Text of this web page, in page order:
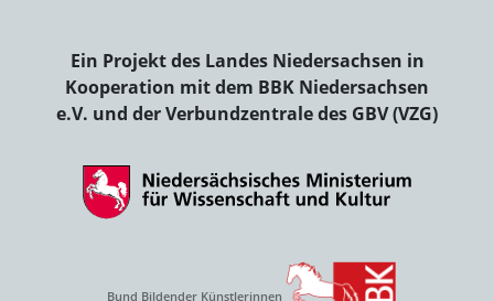
Ein Projekt des Landes Niedersachsen in
Kooperation mit dem BBK Niedersachsen
e.V. und der Verbundzentrale des GBV (VZG)
Bund Bildender Künstlerinnen